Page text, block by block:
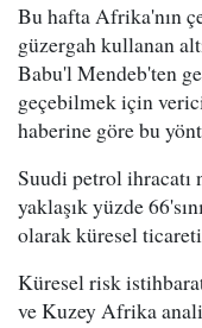
Bu hafta Afrika'nın
güzergah kullanan
Babu'l Mendeb'ten
geçebilmek için
haberine göre bu
Suudi petrol
yaklaşık yüzde
olarak küresel
Küresel risk
ve Kuzey Afrika